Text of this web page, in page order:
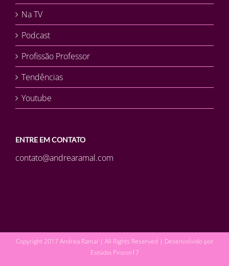
Na TV
Podcast
Profissão Professor
Tendências
Youtube
ENTRE EM CONTATO
contato@andrearamal.com
Copyright 2017 Andrea Ramal | All Rights Reserved | Desenvolvido por
Estúdio Pinzon17